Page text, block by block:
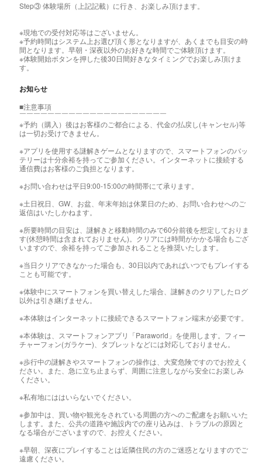
Step③ 体験場所（上記記載）に行き、お楽しみ頂けます。
※現地での受付対応等はございません。
※予約時間はシステム上お選び頂く形となりますが、あくまでも目安の時
間となります。早朝・深夜以外のお好きな時間でご体験頂けます。
※体験開始ボタンを押した後30日間好きなタイミングでお楽しみ頂けま
す。
お知らせ
■注意事項
￣￣￣￣￣￣￣￣￣￣￣￣￣￣￣￣￣￣￣￣￣
※予約（購入）後はお客様のご都合による、代金の払戻し(キャンセル)等
は一切お受けできません。
※アプリを使用する謎解きゲームとなりますので、スマートフォンのバッ
テリーは十分余裕を持ってご参加ください。インターネットに接続する
通信費はお客様のご負担となります。
※お問い合わせは平日9:00-15:00の時間帯にて承ります。
※土日祝日、GW、お盆、年末年始は休業日のため、お問い合わせへのご
返信はいたしかねます。
※所要時間の目安は、謎解きと移動時間のみで60分前後を想定しておりま
す(休憩時間は含まれておりません)。クリアには時間がかかる場合もござ
いますので、余裕を持ってご参加されることを推奨いたします。
※当日クリアできなかった場合も、30日以内であればいつでもプレイする
ことも可能です。
※体験中にスマートフォンを買い替えした場合、謎解きのクリアしたログ
以外は引き継げません。
※本体験はインターネットに接続できるスマートフォン端末が必要です。
※本体験は、スマートフォンアプリ「Paraworld」を使用します。フィー
チャーフォン(ガラケー)、タブレットなどには対応しておりません。
※歩行中の謎解きやスマートフォンの操作は、大変危険ですのでお控えく
ださい。また、急に立ち止まらず、周囲に注意しながら安全にお楽しみ
ください。
※私有地にははいらないでください。
※参加中は、買い物や観光をされている周囲の方へのご配慮をお願いいた
します。また、公共の道路や施設内での座り込みは、トラブルの原因と
なる場合がございますので、お控えください。
※早朝、深夜にプレイすることは近隣住民の方のご迷惑となりますのでご
遠慮ください。